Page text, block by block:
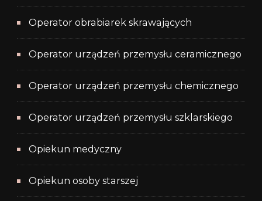
Operator obrabiarek skrawających
Operator urządzeń przemysłu ceramicznego
Operator urządzeń przemysłu chemicznego
Operator urządzeń przemysłu szklarskiego
Opiekun medyczny
Opiekun osoby starszej